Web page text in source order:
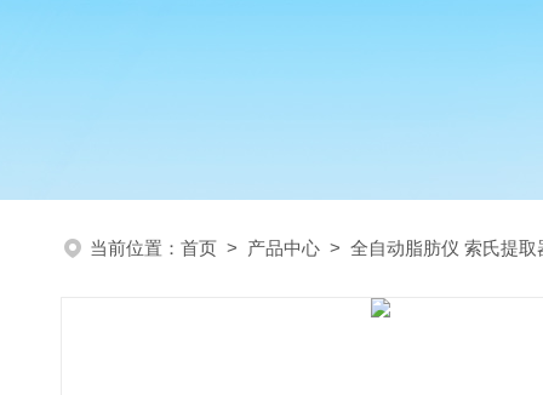
当前位置： 首页 > 产品中心 > 全自动脂肪仪 索氏提取